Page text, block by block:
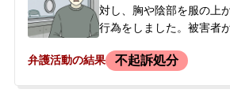
し、再逮捕が繰り返され
た。
対し、胸や陰部を服の上
行為をしました。被害者
たことなどから、警察よ
弁護活動の結果 不起訴処分